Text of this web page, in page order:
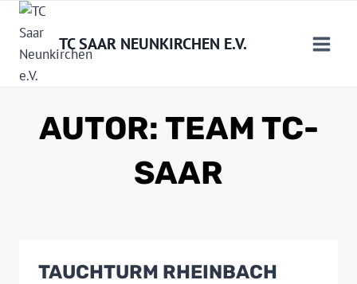
Zum
Inhalt
springen TC SAAR NEUNKIRCHEN E.V.
AUTOR: TEAM TC-
SAAR
TAUCHTURM RHEINBACH